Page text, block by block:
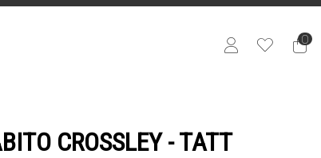
0
CROSSLEY - TATT